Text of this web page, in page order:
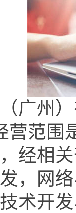
广州
营范
经相
，网
术开